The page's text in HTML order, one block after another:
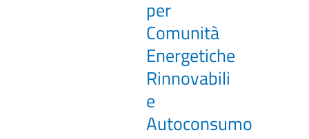
per
Comunità
Energetiche
Rinnovabili
e
Autoconsumo